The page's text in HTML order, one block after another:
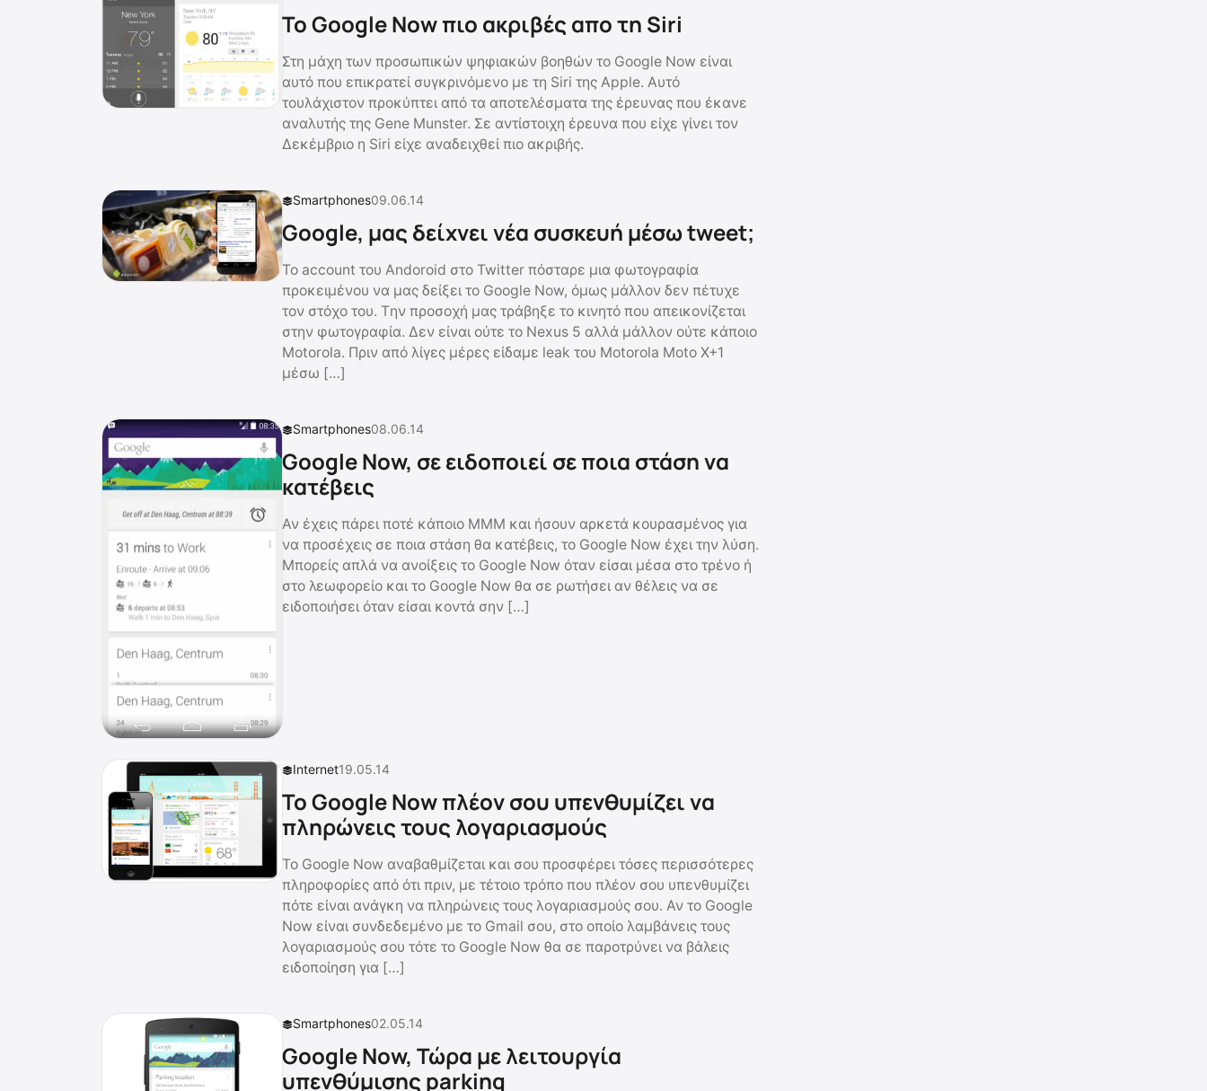
Το Google Now πιο ακριβές απο τη Siri
Στη μάχη των προσωπικών ψηφιακών βοηθών το Google Now είναι
αυτό που επικρατεί συγκρινόμενο με τη Siri της Apple. Αυτό
τουλάχιστον προκύπτει από τα αποτελέσματα της έρευνας που έκανε
αναλυτής της Gene Munster. Σε αντίστοιχη έρευνα που είχε γίνει τον
Δεκέμβριο η Siri είχε αναδειχθεί πιο ακριβής.
Smartphones09.06.14
Google, μας δείχνει νέα συσκευή μέσω tweet;
Το account του Andoroid στο Twitter πόσταρε μια φωτογραφία
προκειμένου να μας δείξει το Google Now, όμως μάλλον δεν πέτυχε
τον στόχο του. Tην προσοχή μας τράβηξε το κινητό που απεικονίζεται
στην φωτογραφία. Δεν είναι ούτε το Nexus 5 αλλά μάλλον ούτε κάποιο
Motorola. Πριν από λίγες μέρες είδαμε leak του Motorola Moto X+1
μέσω […]
Smartphones08.06.14
Google Now, σε ειδοποιεί σε ποια στάση να
κατέβεις
Αν έχεις πάρει ποτέ κάποιο ΜΜΜ και ήσουν αρκετά κουρασμένος για
να προσέχεις σε ποια στάση θα κατέβεις, το Google Now έχει την λύση.
Μπορείς απλά να ανοίξεις το Google Now όταν είσαι μέσα στο τρένο ή
στο λεωφορείο και το Google Now θα σε ρωτήσει αν θέλεις να σε
ειδοποιήσει όταν είσαι κοντά σην […]
Internet19.05.14
Το Google Now πλέον σου υπενθυμίζει να
πληρώνεις τους λογαριασμούς
Το Google Now αναβαθμίζεται και σου προσφέρει τόσες περισσότερες
πληροφορίες από ότι πριν, με τέτοιο τρόπο που πλέον σου υπενθυμίζει
πότε είναι ανάγκη να πληρώνεις τους λογαριασμούς σου. Αν το Google
Now είναι συνδεδεμένο με το Gmail σου, στο οποίο λαμβάνεις τους
λογαριασμούς σου τότε το Google Now θα σε παροτρύνει να βάλεις
ειδοποίηση για […]
Smartphones02.05.14
Google Now, Τώρα με λειτουργία
υπενθύμισης parking